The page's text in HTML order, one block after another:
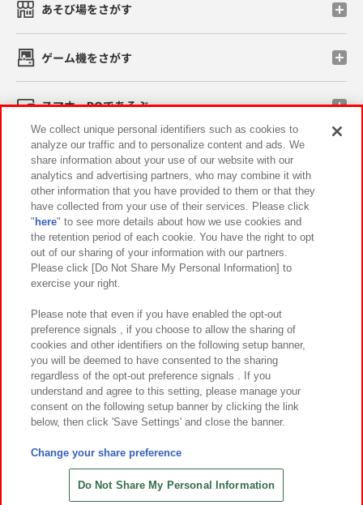
あそび場をさがす
ゲーム機をさがす
スマホ・PCであそぶ
イベント・キャンペーン
関連会社 サステナビリティ サイトポリシー
プライバシーポリシー ウェブアクセシビリティ方針と検証結果
お取引先さまとともに
カスタマーハラスメント対応方針 よくあるご質問・お問い合わせ
©Bandai Namco Amusement Inc.
©Bandai Namco Amusement Lab Inc.
©HANAYASHIKI Co., Ltd. All Rights Reserved.
We collect unique personal identifiers such as cookies to
analyze our traffic and to personalize content and ads. We
share information about your use of our website with our
analytics and advertising partners, who may combine it with
other information that you have provided to them or that they
have collected from your use of their services. Please click
" here" to see more details about how we use cookies and
the retention period of each cookie. You have the right to opt
out of our sharing of your information with our partners.
Please click [Do Not Share My Personal Information] to
exercise your right.
Please note that even if you have enabled the opt-out
preference signals , if you choose to allow the sharing of
cookies and other identifiers on the following setup banner,
you will be deemed to have consented to the sharing
regardless of the opt-out preference signals . If you
understand and agree to this setting, please manage your
consent on the following setup banner by clicking the link
below, then click 'Save Settings' and close the banner.
Change your share preference
Do Not Share My Personal Information